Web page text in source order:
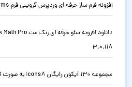
افزونه فرم ساز حرفه ای وردپرس گرویتی فرم Gravity Forms نسخه 3.0.0
3.0.118
مجموعه 130 آیکون رایگان Icons8 به صورت SVG